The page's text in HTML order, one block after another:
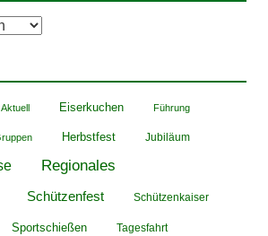
Aktuell Eiserkuchen Führung
Herbstfest Jubiläum
Regionales
Schützenfest Schützenkaiser
Sportschießen Tagesfahrt